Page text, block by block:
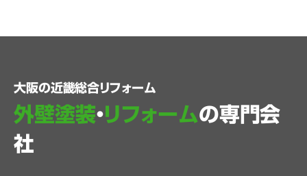
大阪の近畿総合リフォーム
外壁塗装・リフォームの専門会
社